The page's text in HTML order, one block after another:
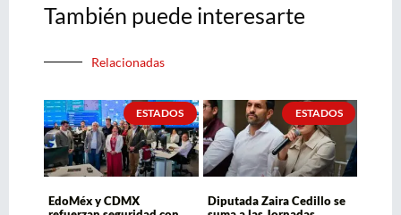
También puede interesarte
Relacionadas
ESTADOS
EdoMéx y CDMX
ESTADOS
Diputada Zaira Cedillo se